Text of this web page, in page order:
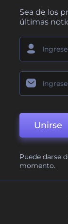
Sea de los
últimas
Unirse
Puede darse
momento.